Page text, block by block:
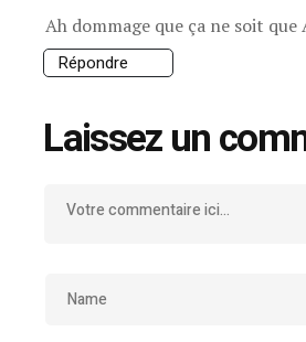
Ah dommage que ça ne soit que
Répondre
Laissez un